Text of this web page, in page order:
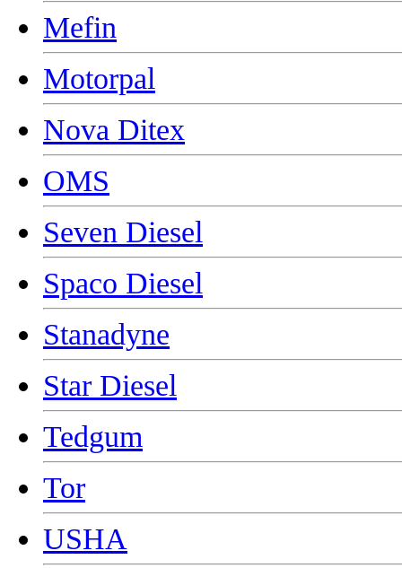
Mefin
Motorpal
Nova Ditex
OMS
Seven Diesel
Spaco Diesel
Stanadyne
Star Diesel
Tedgum
Tor
USHA